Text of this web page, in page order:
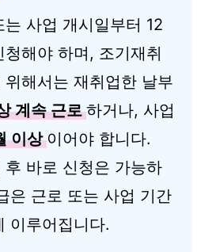
사업 개시일부터 12
해야 하며, 조기재취
해서는 재취업한 날부
계속 근로 하거나, 사업
이상 이어야 합니다.
후 바로 신청은 가능하
은 근로 또는 사업 기간
이루어집니다.